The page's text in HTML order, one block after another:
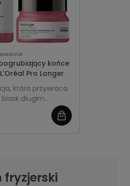
końce
Pro Longer
która przywraca
długim
Składający się z
i maski, zestaw
i siłę. Idealny
zobacz
więcej
fryzjerski